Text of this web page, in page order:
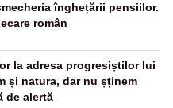
înghețării pensiilor.
român
la adresa progresiștilor lui
și natura, dar nu șținem
de alertă